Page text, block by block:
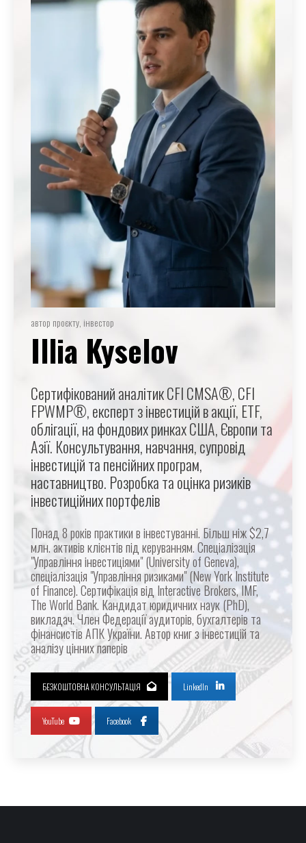
автор проєкту, інвестор
Illia Kyselov
Сертифікований аналітик CFI CMSA®, CFI
FPWMP®, експерт з інвестицій в акції, ETF,
облігації, на фондових ринках США, Європи та
Азії. Консультування, навчання, супровід
інвестицій та пенсійних програм,
наставництво. Розробка та оцінка ризиків
інвестиційних портфелів
Понад 8 років практики в інвестуванні. Більш ніж $2,7
млн. активів клієнтів під керуванням. Спеціалізація
"Управління інвестиціями" (University of Geneva),
спеціалізація "Управління ризиками" (New York Institute
of Finance). Сертифікація від Interactive Brokers, IMF,
The World Bank. Кандидат юридичних наук (PhD),
викладач. Член Федерації аудиторів, бухгалтерів та
фінансистів АПК України. Автор книг з інвестицій та
аналізу цінних паперів
БЕЗКОШТОВНА КОНСУЛЬТАЦІЯ LinkedIn
YouTube Facebook